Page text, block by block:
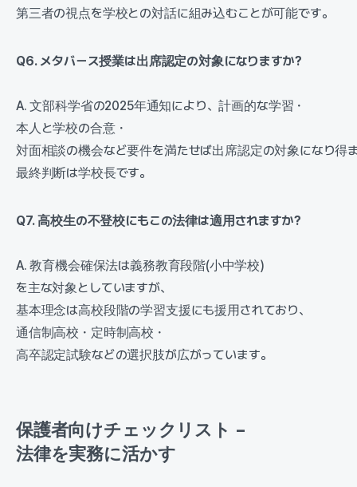
第三者の視点を学校との対話に組み込むことが可能です。
Q6. メタバース授業は出席認定の対象になりますか?
A. 文部科学省の2025年通知により、計画的な学習・
本人と学校の合意・
対面相談の機会など要件を満たせば出席認定の対象になり得
最終判断は学校長です。
Q7. 高校生の不登校にもこの法律は適用されますか?
A. 教育機会確保法は義務教育段階(小中学校)
を主な対象としていますが、
基本理念は高校段階の学習支援にも援用されており、
通信制高校・定時制高校・
高卒認定試験などの選択肢が広がっています。
保護者向けチェックリスト –
法律を実務に活かす